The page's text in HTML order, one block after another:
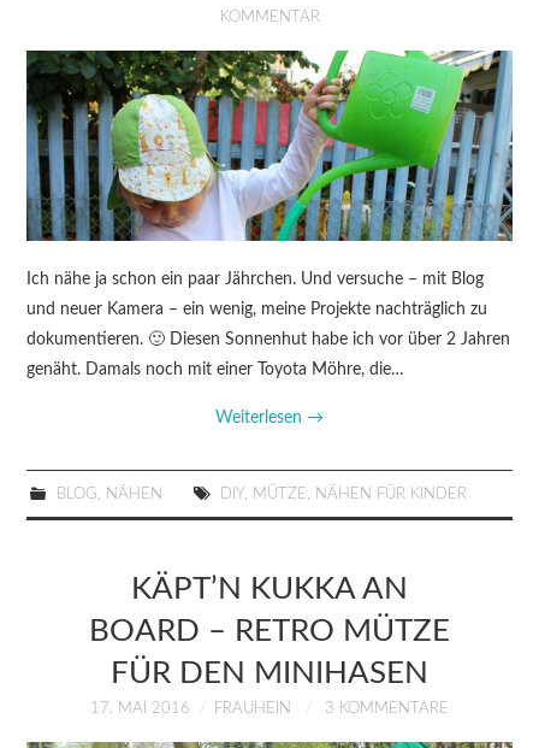
KOMMENTAR
Ich nähe ja schon ein paar Jährchen. Und versuche – mit Blog
und neuer Kamera – ein wenig, meine Projekte nachträglich zu
dokumentieren. 🙂 Diesen Sonnenhut habe ich vor über 2 Jahren
genäht. Damals noch mit einer Toyota Möhre, die…
Weiterlesen →
BLOG NÄHEN DIY, MÜTZE NÄHEN FÜR KINDER
KÄPT’N KUKKA AN
BOARD – RETRO MÜTZE
FÜR DEN MINIHASEN
17. MAI 2016 FRAUHEIN 3 KOMMENTARE